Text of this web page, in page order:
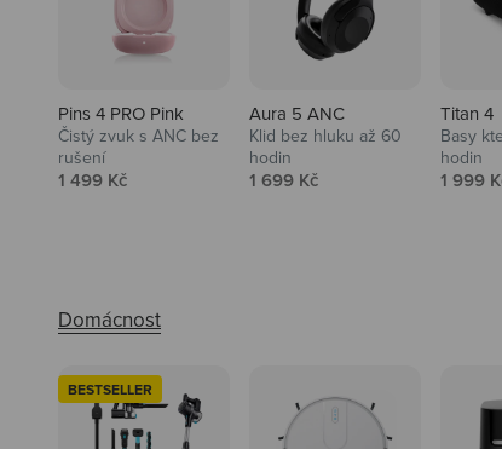
Pins 4 PRO Pink
Čistý zvuk s ANC bez
rušení
Prodejní cena
1 499 Kč
Aura 5 ANC
Klid bez hluku až 60
hodin
Prodejní cena
1 699 Kč
Titan 4
Basy
hodin
1 999
BESTSELLER